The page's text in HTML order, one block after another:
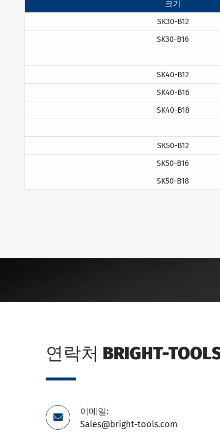
크기
SK30-B12
SK30-B16
SK40-B12
SK40-B16
SK40-B18
SK50-B12
SK50-B16
SK50-B18
연락처 BRIGHT-

이메일:
Sales@bright-tools.com